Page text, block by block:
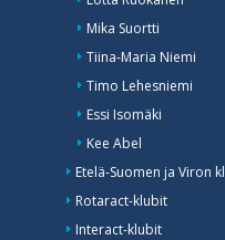
Mika Suortti
Tiina-Maria Niemi
Timo Lehesniemi
Essi Isomäki
Kee Abel
Etelä-Suomen ja Viron
Rotaract-klubit
Interact-klubit